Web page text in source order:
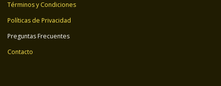
Términos y Condiciones
Políticas de Privacidad
Preguntas Frecuentes
Contacto